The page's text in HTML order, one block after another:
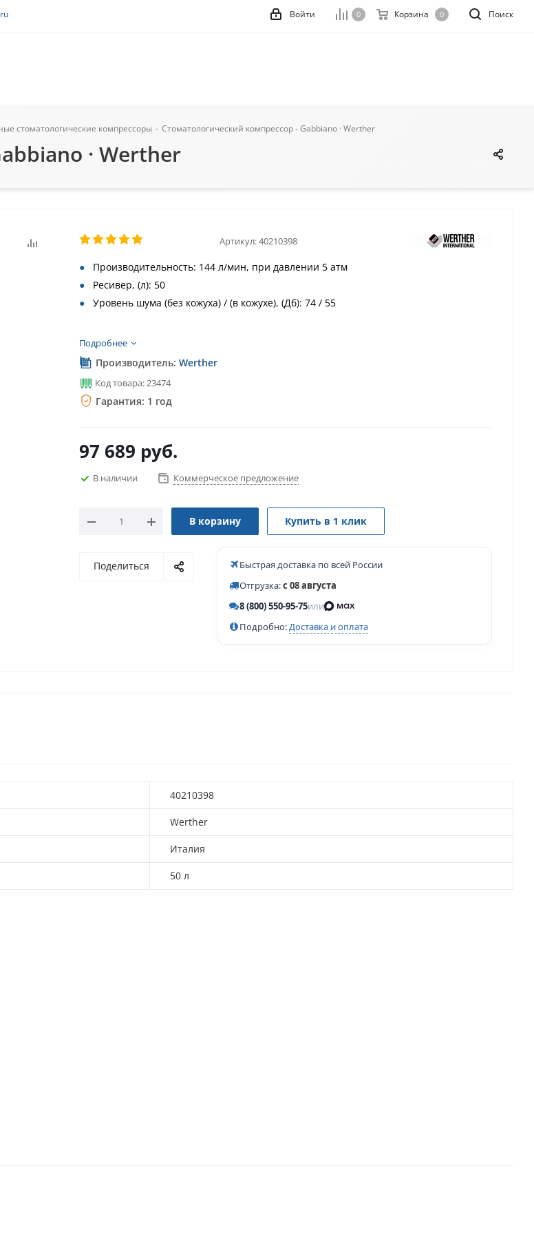
Поиск
0 Корзина 0
Войти
стоматологические компрессоры - Стоматологический компрессор - Gabbiano · Werther
· Werther
Артикул:40210398
Производительность: 144 л/мин, при давлении 5 атм
Ресивер, (л): 50
Уровень шума (без кожуха) / (в кожухе), (Дб): 74 / 55
Подробнее
Производитель: Werther
Код товара: 23474
Гарантия: 1 год
97 689 руб.
В наличии Коммерческое предложение
В корзину Купить в 1 клик
Поделиться
Быстрая доставка по всей России
Отгрузка:с 08 августа
8 (800) 550-95-75или
Подробно:Доставка и оплата
40210398
Werther
Италия
50 л